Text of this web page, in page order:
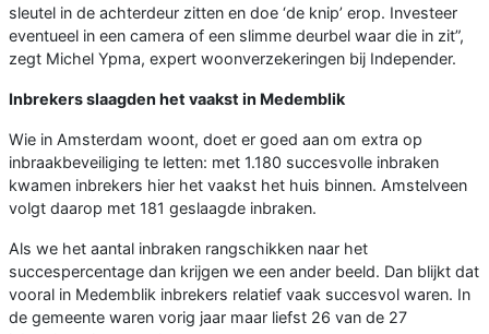
sleutel in de achterdeur zitten en doe ‘de knip’ erop. Investeer
eventueel in een camera of een slimme deurbel waar die in zit”,
zegt Michel Ypma, expert woonverzekeringen bij Independer.
Inbrekers slaagden het vaakst in Medemblik
Wie in Amsterdam woont, doet er goed aan om extra op
inbraakbeveiliging te letten: met 1.180 succesvolle inbraken
kwamen inbrekers hier het vaakst het huis binnen. Amstelveen
volgt daarop met 181 geslaagde inbraken.
Als we het aantal inbraken rangschikken naar het
succespercentage dan krijgen we een ander beeld. Dan blijkt dat
vooral in Medemblik inbrekers relatief vaak succesvol waren. In
de gemeente waren vorig jaar maar liefst 26 van de 27